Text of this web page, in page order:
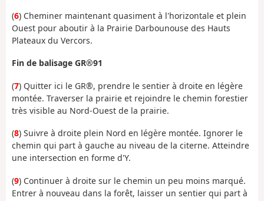
(6) Cheminer maintenant quasiment à l'horizontale et plein
Ouest pour aboutir à la Prairie Darbounouse des Hauts
Plateaux du Vercors.
Fin de balisage GR®91
(7) Quitter ici le GR®, prendre le sentier à droite en légère
montée. Traverser la prairie et rejoindre le chemin forestier
très visible au Nord-Ouest de la prairie.
(8) Suivre à droite plein Nord en légère montée. Ignorer le
chemin qui part à gauche au niveau de la citerne. Atteindre
une intersection en forme d'Y.
(9) Continuer à droite sur le chemin un peu moins marqué.
Entrer à nouveau dans la forêt, laisser un sentier qui part à